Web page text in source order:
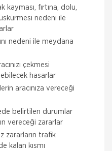
kayması, fırtına, dolu,
nedeni ile
nedeni ile meydana
çekmesi
hasarlar
aracınıza vereceği
belirtilen durumlar
vereceği zararlar
zararların trafik
kalan kısmı